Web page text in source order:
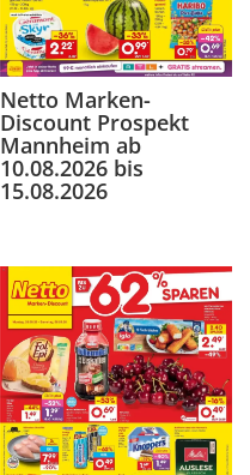
Netto Marken-
Discount Prospekt
Mannheim ab
10.08.2026 bis
15.08.2026